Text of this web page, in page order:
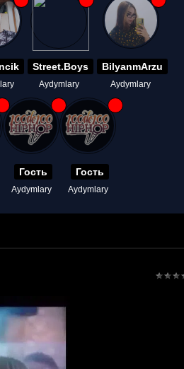
Street.Boys
Aydymlary
BilyanmArzu
Aydymlary
Гость
Aydymlary
Гость
Aydymlary